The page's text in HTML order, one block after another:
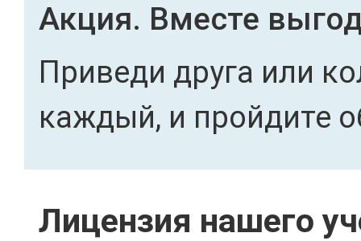
Акция. Вместе
Приведи друга или
каждый, и пройдите
Лицензия нашего